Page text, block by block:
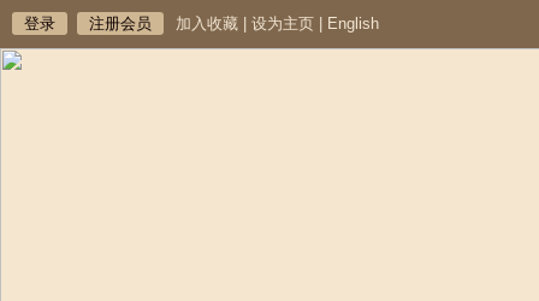
登录 注册会员 加入收藏 设为主页 English